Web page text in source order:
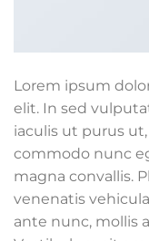
Lorem ipsum
elit. In sed
iaculis ut purus
commodo nunc
magna convallis.
venenatis
ante nunc, mollis